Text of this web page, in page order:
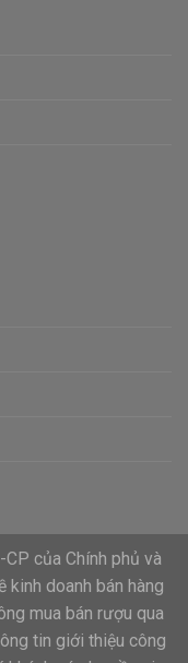
của Chính phủ và
doanh bán hàng
mua bán rượu qua
tin giới thiệu công